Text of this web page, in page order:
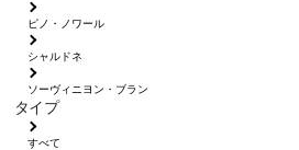
ピノ・ノワール
シャルドネ
ソーヴィニヨン・ブラン
タイプ
すべて